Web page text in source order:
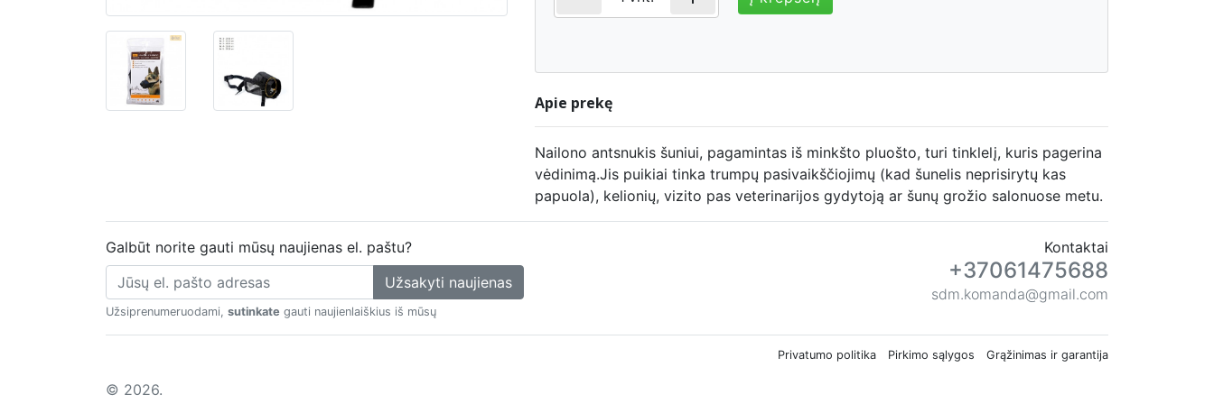
Apie prekę
Nailono antsnukis šuniui, pagamintas iš minkšto pluošto, turi tinklelį, kuris pagerina
vėdinimą.Jis puikiai tinka trumpų pasivaikščiojimų (kad šunelis neprisirytų kas
papuola), kelionių, vizito pas veterinarijos gydytoją ar šunų grožio salonuose metu.
Galbūt norite gauti mūsų naujienas el. paštu?
Užsakyti naujienas
Užsiprenumeruodami, sutinkate gauti naujienlaiškius iš mūsų
Kontaktai
+37061475688
sdm.komanda@gmail.com
Privatumo politika Pirkimo sąlygos Grąžinimas ir garantija
© 2026.